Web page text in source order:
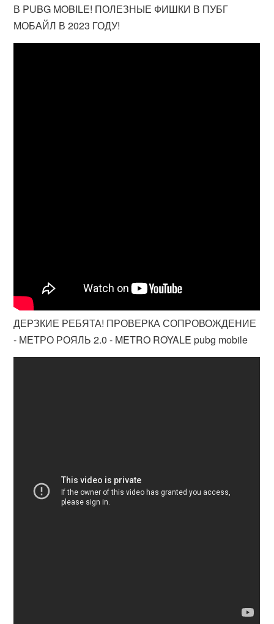
В PUBG MOBILE! ПОЛЕЗНЫЕ ФИШКИ В ПУБГ
МОБАЙЛ В 2023 ГОДУ!
ДЕРЗКИЕ РЕБЯТА! ПРОВЕРКА СОПРОВОЖДЕНИЕ
- МЕТРО РОЯЛЬ 2.0 - METRO ROYALE pubg mobile